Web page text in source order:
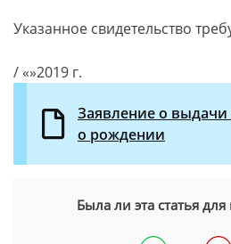
Указанное свидетельство
/ «»2019 г.
Заявление о выдачи
о рождении
Была ли эта статья